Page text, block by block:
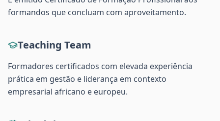
formandos que concluam com aproveitamento.
Teaching Team
Formadores certificados com elevada experiência
prática em gestão e liderança em contexto
empresarial africano e europeu.